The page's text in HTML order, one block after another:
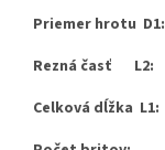
Priemer hrotu D1:
Rezná časť L2:
Celková dĺžka L1: